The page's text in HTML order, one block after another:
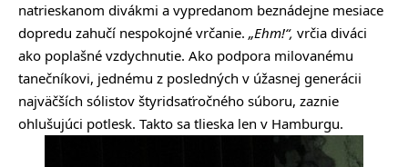
natrieskanom divákmi a vypredanom beznádejne mesiace
dopredu zahučí nespokojné vrčanie. „Ehm!“, vrčia diváci
ako poplašné vzdychnutie. Ako podpora milovanému
tanečníkovi, jednému z posledných v úžasnej generácii
najväčších sólistov štyridsaťročného súboru, zaznie
ohlušujúci potlesk. Takto sa tlieska len v Hamburgu.